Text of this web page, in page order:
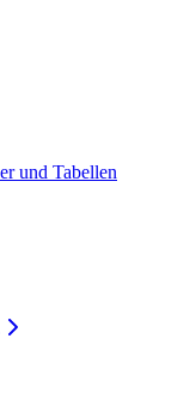
und Tabellen